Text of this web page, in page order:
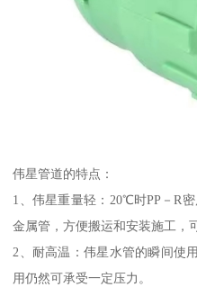
伟星管道的特点：
1、伟星重量轻：20℃时PP－R
金属管，方便搬运和安装施工，
2、耐高温：伟星水管的瞬间使
用仍然可承受一定压力。